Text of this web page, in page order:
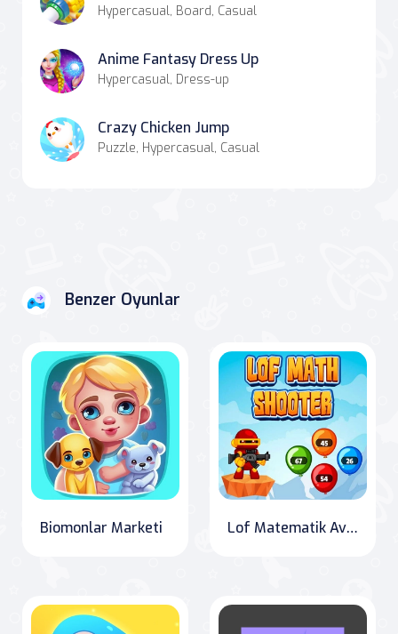
Hypercasual, Board, Casual
Anime Fantasy Dress Up
Hypercasual, Dress-up
Crazy Chicken Jump
Puzzle, Hypercasual, Casual
Benzer Oyunlar
Biomonlar Marketi Lof Matematik Avcısı